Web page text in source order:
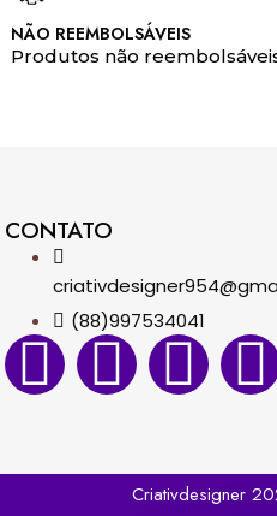
NÃO REEMBOLSÁVEIS
Produtos não
CONTATO
(88)997534041
Criativdesigner